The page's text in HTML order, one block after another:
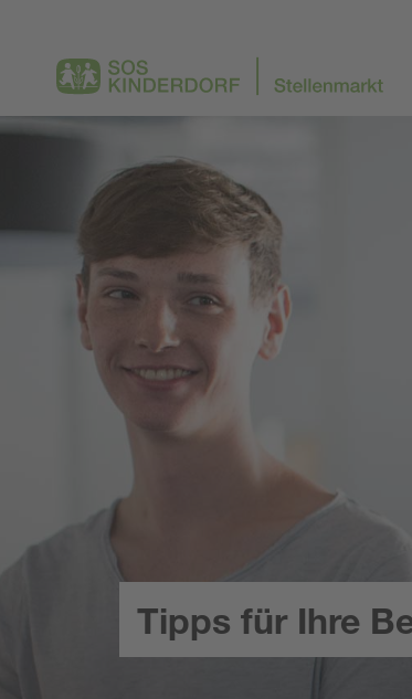
Tipps für Ihre